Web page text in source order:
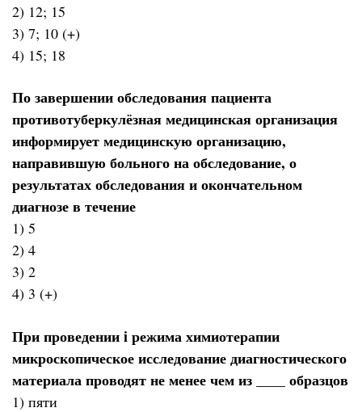
2) 12; 15
3) 7; 10 (+)
4) 15; 18
По завершении обследования пациента
противотуберкулёзная медицинская организация
информирует медицинскую организацию,
направившую больного на обследование, о
результатах обследования и окончательном
диагнозе в течение
1) 5
2) 4
3) 2
4) 3 (+)
При проведении i режима химиотерапии
микроскопическое исследование диагностического
материала проводят не менее чем из ____ образцов
1) пяти